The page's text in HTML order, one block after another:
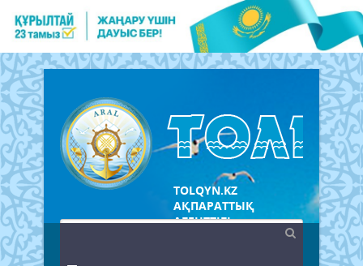
TOLQYN.KZ
АҚПАРАТТЫҚ
АГЕНТТІГІ